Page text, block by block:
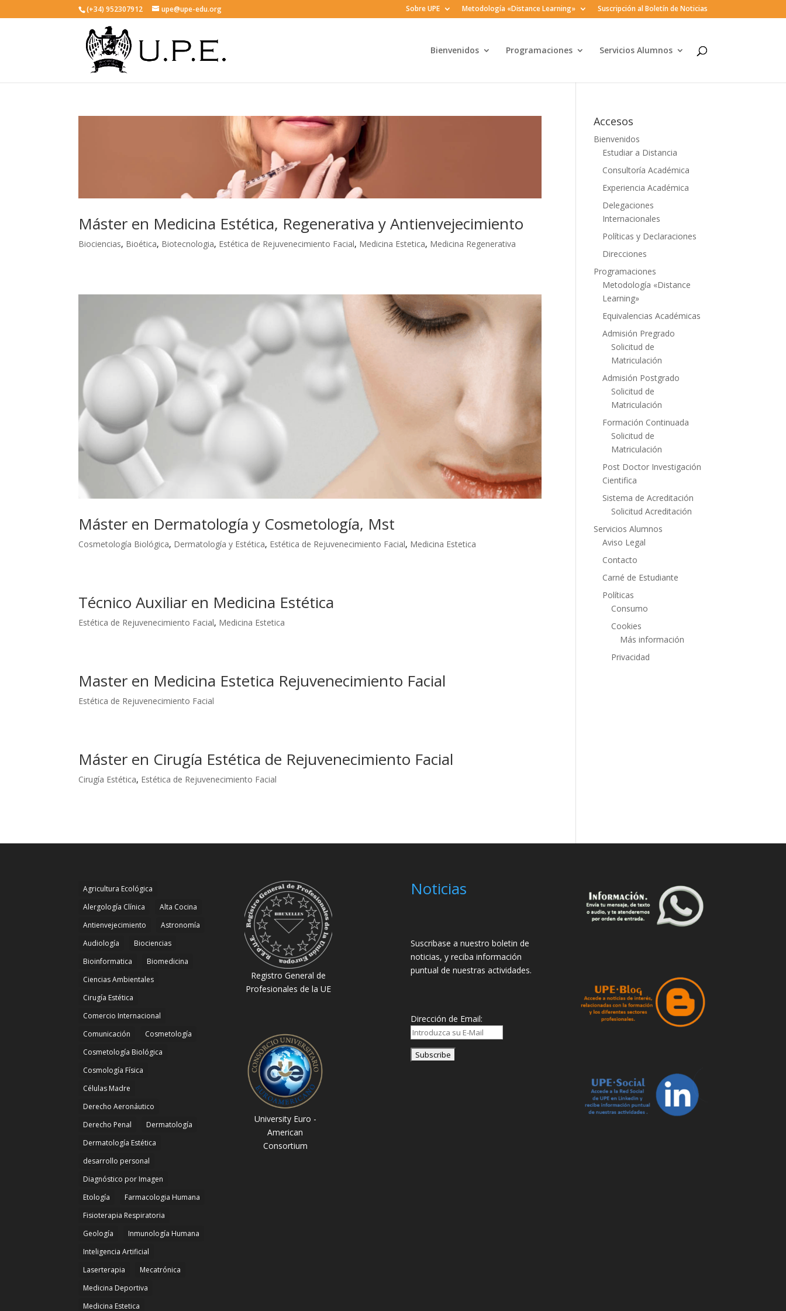
(+34) 952307912 upe@upe-edu.org Sobre UPE Metodología «Distance Learning» Suscripción al Boletín de Noticias
Bienvenidos Programaciones Servicios Alumnos
Máster en Medicina Estética, Regenerativa y Antienvejecimiento
Biociencias, Bioética, Biotecnologia, Estética de Rejuvenecimiento Facial, Medicina Estetica, Medicina Regenerativa
Máster en Dermatología y Cosmetología, Mst
Cosmetología Biológica, Dermatología y Estética, Estética de Rejuvenecimiento Facial, Medicina Estetica
Técnico Auxiliar en Medicina Estética
Estética de Rejuvenecimiento Facial, Medicina Estetica
Master en Medicina Estetica Rejuvenecimiento Facial
Estética de Rejuvenecimiento Facial
Máster en Cirugía Estética de Rejuvenecimiento Facial
Cirugía Estética, Estética de Rejuvenecimiento Facial
Accesos
Bienvenidos
Estudiar a Distancia
Consultoría Académica
Experiencia Académica
Delegaciones
Internacionales
Políticas y Declaraciones
Direcciones
Programaciones
Metodología «Distance
Learning»
Equivalencias Académicas
Admisión Pregrado
Solicitud de
Matriculación
Admisión Postgrado
Solicitud de
Matriculación
Formación Continuada
Solicitud de
Matriculación
Post Doctor Investigación
Cientifica
Sistema de Acreditación
Solicitud Acreditación
Servicios Alumnos
Aviso Legal
Contacto
Carné de Estudiante
Políticas
Consumo
Cookies
Más información
Privacidad
Agricultura Ecológica
Alergología Clínica
Alta Cocina
Antienvejecimiento
Astronomía
Audiología
Biociencias
Bioinformatica
Biomedicina
Ciencias Ambientales
Cirugía Estética
Comercio Internacional
Comunicación
Cosmetología
Cosmetología Biológica
Cosmología Física
Células Madre
Derecho Aeronáutico
Derecho Penal
Dermatología
Dermatología Estética
desarrollo personal
Diagnóstico por Imagen
Etología
Farmacologia Humana
Fisioterapia Respiratoria
Geología
Inmunología Humana
Inteligencia Artificial
Laserterapia
Mecatrónica
Medicina Deportiva
Medicina Estetica
Registro General de
Profesionales de la UE
University Euro -
American
Consortium
Noticias
Suscribase a nuestro boletin de
noticias, y reciba información
puntual de nuestras actividades.
Dirección de Email: